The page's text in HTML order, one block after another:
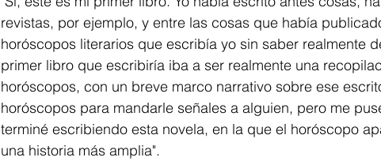
revistas, por ejemplo, y entre las cosas que había
horóscopos literarios que escribía yo sin saber realmente
primer libro que escribiría iba a ser realmente una
horóscopos, con un breve marco narrativo sobre ese
horóscopos para mandarle señales a alguien, pero me
terminé escribiendo esta novela, en la que el horóscopo
una historia más amplia".